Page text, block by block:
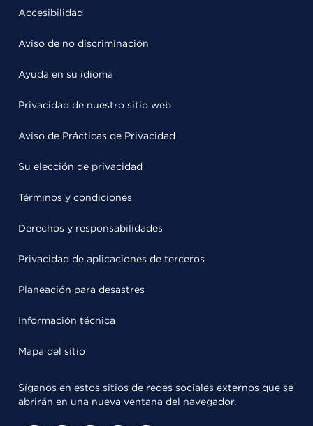
Accesibilidad
Aviso de no discriminación
Ayuda en su idioma
Privacidad de nuestro sitio web
Aviso de Prácticas de Privacidad
Su elección de privacidad
Términos y condiciones
Derechos y responsabilidades
Privacidad de aplicaciones de terceros
Planeación para desastres
Información técnica
Mapa del sitio
Síganos en estos sitios de redes sociales externos que se
abrirán en una nueva ventana del navegador.